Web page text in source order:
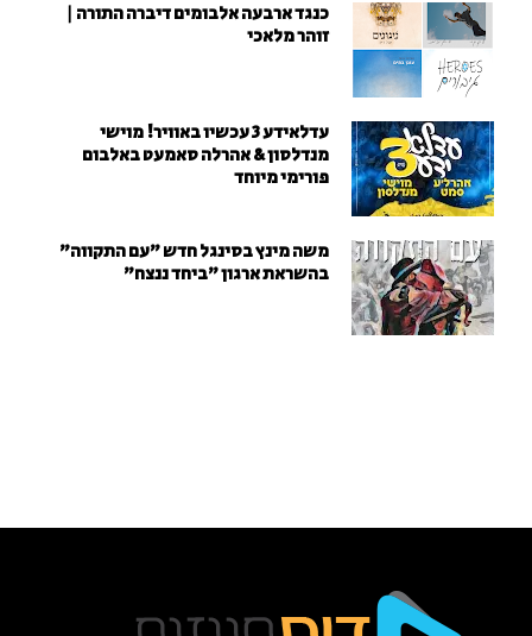
כנגד ארבעה אלבומים דיברה התורה |
זוהר מלאכי
עדלאידע 3 עכשיו באוויר! מוישי
מנדלסון & אהרלה סאמעט באלבום
פורימי מיוחד
משה מינץ בסינגל חדש ״עם התקווה״
בהשראת ארגון "ביחד ננצח"